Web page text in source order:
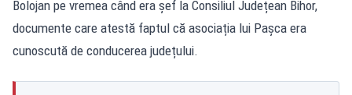
Bolojan pe vremea când era șef la Consiliul Județean Bihor,
documente care atestă faptul că asociația lui Pașca era
cunoscută de conducerea județului.